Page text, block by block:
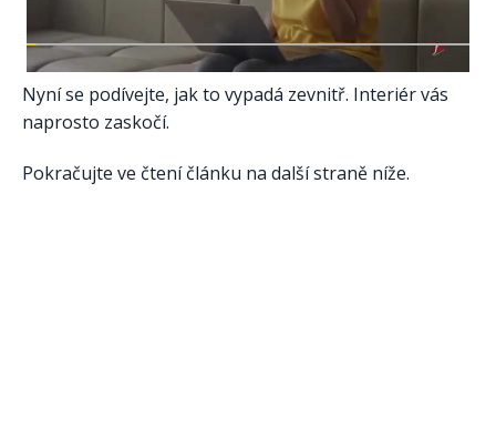
Nyní se podívejte, jak to vypadá zevnitř. Interiér vás
naprosto zaskočí.
Pokračujte ve čtení článku na další straně níže.